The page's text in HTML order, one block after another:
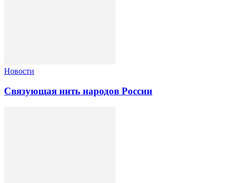
Новости
Связующая нить народов России